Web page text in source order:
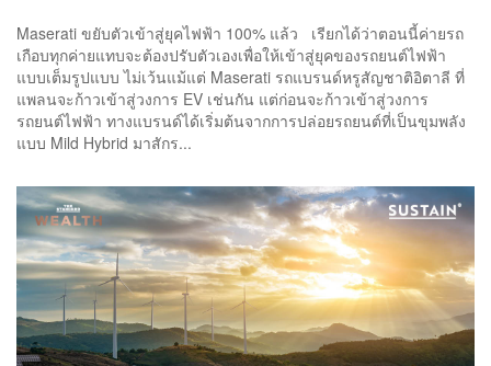
Maserati ขยับตัวเข้าสู่ยุคไฟฟ้า 100% แล้ว เรียกได้ว่าตอนนี้ค่ายรถ
เกือบทุกค่ายแทบจะต้องปรับตัวเองเพื่อให้เข้าสู่ยุคของรถยนต์ไฟฟ้า
แบบเต็มรูปแบบ ไม่เว้นแม้แต่ Maserati รถแบรนด์หรูสัญชาติอิตาลี ที่
แพลนจะก้าวเข้าสู่วงการ EV เช่นกัน แต่ก่อนจะก้าวเข้าสู่วงการ
รถยนต์ไฟฟ้า ทางแบรนด์ได้เริ่มต้นจากการปล่อยรถยนต์ที่เป็นขุมพลัง
แบบ Mild Hybrid มาสักร...